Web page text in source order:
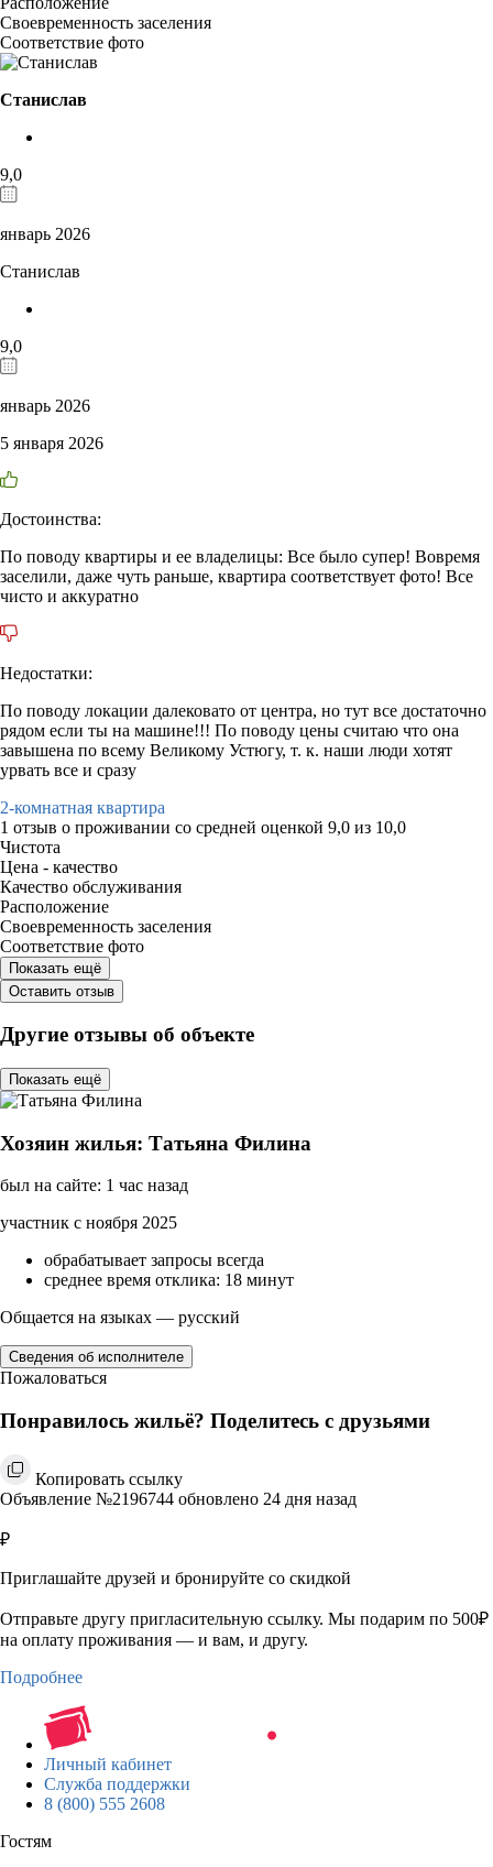
Своевременность заселения
Соответствие фото
Станислав
9,0
январь 2026
Станислав
9,0
январь 2026
5 января 2026
Достоинства:
По поводу квартиры и ее владелицы: Все было супер! Вовремя
заселили, даже чуть раньше, квартира соответствует фото! Все
чисто и аккуратно
Недостатки:
По поводу локации далековато от центра, но тут все достаточно
рядом если ты на машине!!! По поводу цены считаю что она
завышена по всему Великому Устюгу, т. к. наши люди хотят
урвать все и сразу
2-комнатная квартира
1 отзыв о проживании со средней оценкой 9,0 из 10,0
Чистота
Цена - качество
Качество обслуживания
Расположение
Своевременность заселения
Соответствие фото
Показать ещё
Оставить отзыв
Другие отзывы об объекте
Показать ещё
Хозяин жилья: Татьяна Филина
был на сайте: 1 час назад
участник с ноября 2025
обрабатывает запросы всегда
среднее время отклика: 18 минут
Общается на языках — русский
Сведения об исполнителе
Пожаловаться
Понравилось жильё? Поделитесь с друзьями
Копировать ссылку
Объявление №2196744 обновлено 24 дня назад
₽
Приглашайте друзей и бронируйте со скидкой
Отправьте другу пригласительную ссылку. Мы подарим по 500₽
на оплату проживания — и вам, и другу.
Подробнее
Личный кабинет
Служба поддержки
8 (800) 555 2608
Гостям